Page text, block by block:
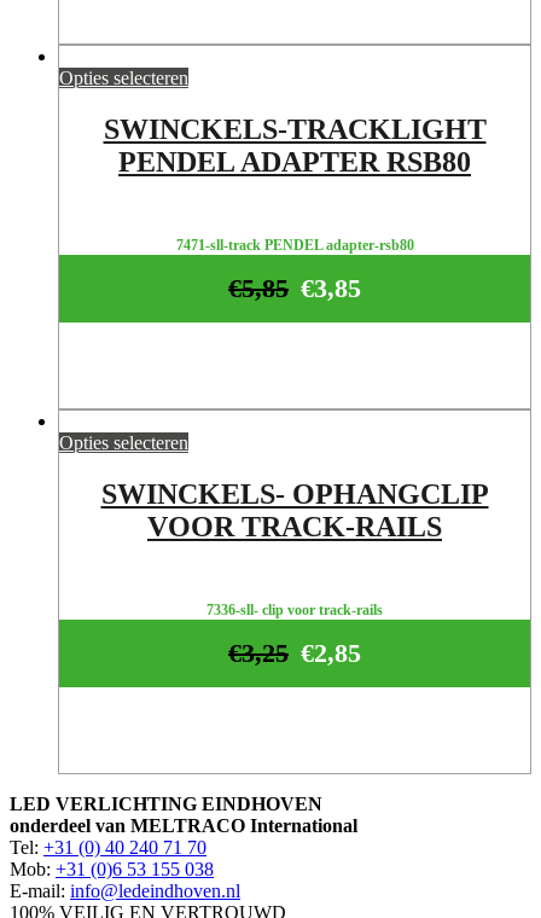
Opties selecteren
SWINCKELS-TRACKLIGHT
PENDEL ADAPTER RSB80
7471-sll-track PENDEL adapter-rsb80
€3,85
€5,85
Opties selecteren
SWINCKELS- OPHANGCLIP
VOOR TRACK-RAILS
7336-sll- clip voor track-rails
€2,85
€3,25
LED VERLICHTING EINDHOVEN
onderdeel van MELTRACO International
Tel: +31 (0) 40 240 71 70
Mob: +31 (0)6 53 155 038
E-mail: info@ledeindhoven.nl
100% VEILIG EN VERTROUWD